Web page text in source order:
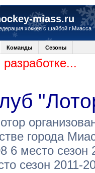
miass.ru
хоккея с шайбой г.Миасса
Команды Сезоны
города
6 место
сезон 2011-